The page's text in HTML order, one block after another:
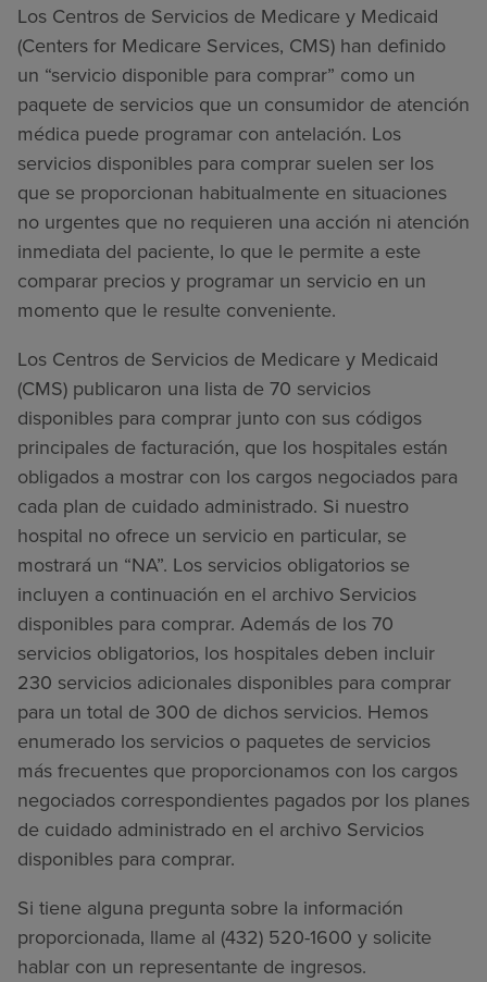
Los Centros de Servicios de Medicare y Medicaid
(Centers for Medicare Services, CMS) han definido
un “servicio disponible para comprar” como un
paquete de servicios que un consumidor de atención
médica puede programar con antelación. Los
servicios disponibles para comprar suelen ser los
que se proporcionan habitualmente en situaciones
no urgentes que no requieren una acción ni atención
inmediata del paciente, lo que le permite a este
comparar precios y programar un servicio en un
momento que le resulte conveniente.
Los Centros de Servicios de Medicare y Medicaid
(CMS) publicaron una lista de 70 servicios
disponibles para comprar junto con sus códigos
principales de facturación, que los hospitales están
obligados a mostrar con los cargos negociados para
cada plan de cuidado administrado. Si nuestro
hospital no ofrece un servicio en particular, se
mostrará un “NA”. Los servicios obligatorios se
incluyen a continuación en el archivo Servicios
disponibles para comprar. Además de los 70
servicios obligatorios, los hospitales deben incluir
230 servicios adicionales disponibles para comprar
para un total de 300 de dichos servicios. Hemos
enumerado los servicios o paquetes de servicios
más frecuentes que proporcionamos con los cargos
negociados correspondientes pagados por los planes
de cuidado administrado en el archivo Servicios
disponibles para comprar.
Si tiene alguna pregunta sobre la información
proporcionada, llame al (432) 520-1600 y solicite
hablar con un representante de ingresos.